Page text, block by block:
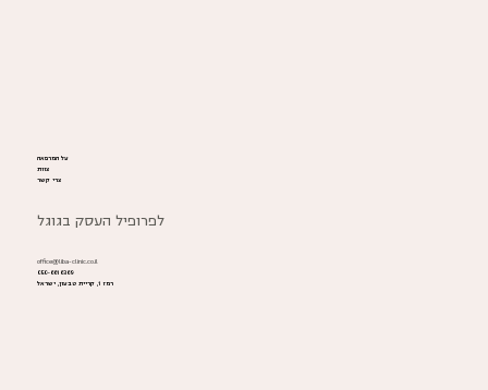
office@liba-clinic.co.il
050-6616369
רמז 1, קריית טבעון, ישראל
על המרפאה
צוות
צרי קשר
לפרופיל העסק בגוגל